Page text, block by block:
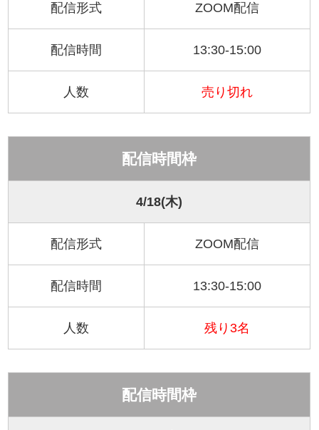
配信形式 ZOOM配信
配信時間 13:30-15:00
人数 売り切れ
配信時間枠
4/18(木)
配信形式 ZOOM配信
配信時間 13:30-15:00
人数 残り3名
配信時間枠